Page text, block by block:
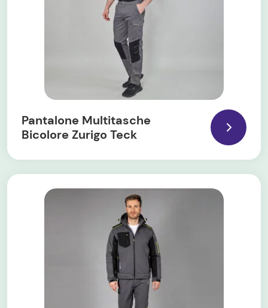
Pantalone Multitasche
Bicolore Zurigo Teck